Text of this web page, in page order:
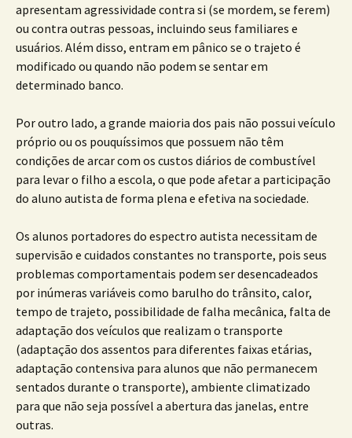
apresentam agressividade contra si (se mordem, se ferem)
ou contra outras pessoas, incluindo seus familiares e
usuários. Além disso, entram em pânico se o trajeto é
modificado ou quando não podem se sentar em
determinado banco.
Por outro lado, a grande maioria dos pais não possui veículo
próprio ou os pouquíssimos que possuem não têm
condições de arcar com os custos diários de combustível
para levar o filho a escola, o que pode afetar a participação
do aluno autista de forma plena e efetiva na sociedade.
Os alunos portadores do espectro autista necessitam de
supervisão e cuidados constantes no transporte, pois seus
problemas comportamentais podem ser desencadeados
por inúmeras variáveis como barulho do trânsito, calor,
tempo de trajeto, possibilidade de falha mecânica, falta de
adaptação dos veículos que realizam o transporte
(adaptação dos assentos para diferentes faixas etárias,
adaptação contensiva para alunos que não permanecem
sentados durante o transporte), ambiente climatizado
para que não seja possível a abertura das janelas, entre
outras.